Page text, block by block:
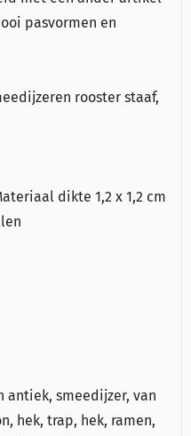
pasvormen en
rooster staaf,
dikte 1,2 x 1,2 cm
antiek, smeedijzer, van
, hek, trap, hek, ramen,